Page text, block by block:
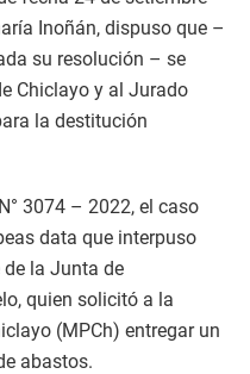
Inoñán, dispuso que –
su resolución – se
Chiclayo y al Jurado
la destitución
3074 – 2022, el caso
data que interpuso
la Junta de
quien solicitó a la
(MPCh) entregar un
abastos.